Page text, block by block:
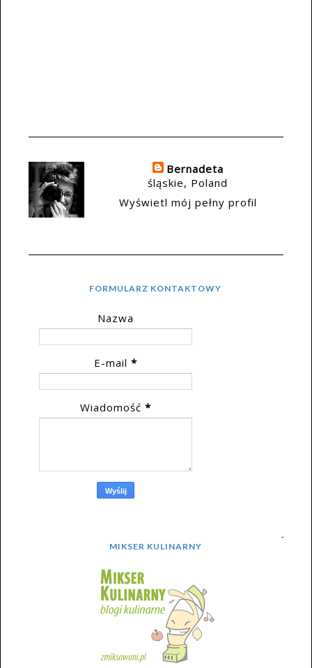
Bernadeta
śląskie, Poland
Wyświetl mój pełny profil
FORMULARZ KONTAKTOWY
Nazwa
E-mail *
Wiadomość *
MIKSER KULINARNY